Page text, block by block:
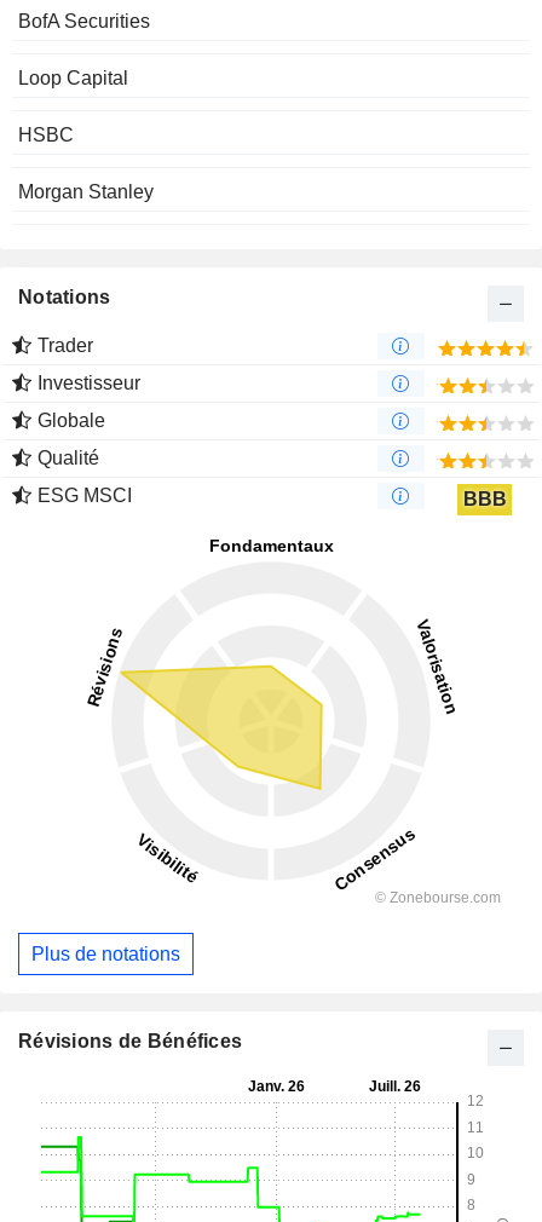
BofA Securities
Loop Capital
HSBC
Morgan Stanley
Notations
Trader
Investisseur
Globale
Qualité
ESG MSCI
BBB
Plus de notations
Révisions de Bénéfices